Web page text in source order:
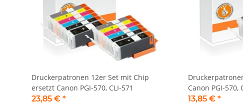
Druckerpatronen 12er Set mit Chip
ersetzt Canon PGI-570, CLI-571
23,85 € *
Canon PGI-570,
13,85 € *